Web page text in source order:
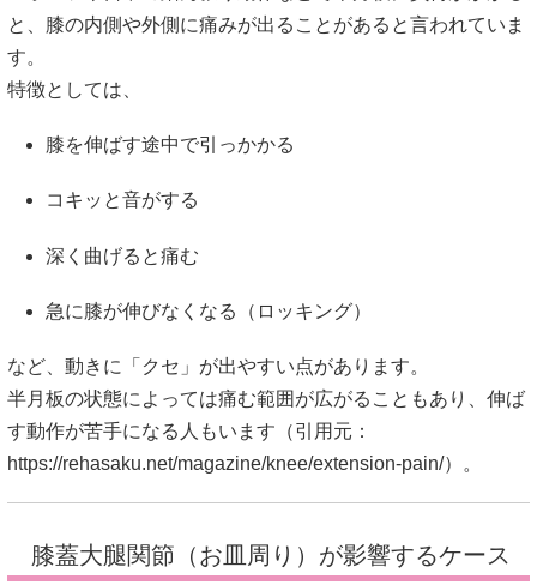
と、膝の内側や外側に痛みが出ることがあると言われていま
す。
特徴としては、
膝を伸ばす途中で引っかかる
コキッと音がする
深く曲げると痛む
急に膝が伸びなくなる（ロッキング）
など、動きに「クセ」が出やすい点があります。
半月板の状態によっては痛む範囲が広がることもあり、伸ば
す動作が苦手になる人もいます（引用元：
https://rehasaku.net/magazine/knee/extension-pain/）。
膝蓋大腿関節（お皿周り）が影響するケース